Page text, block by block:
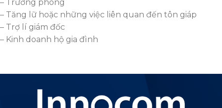
– Trưởng phòng
– Tăng lữ hoặc những việc liên quan đến tôn giáp
– Trợ lí giám đốc
– Kinh doanh hộ gia đình